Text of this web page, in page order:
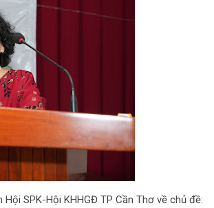
SPK-Hội KHHGĐ TP Cần Thơ về chủ đề: